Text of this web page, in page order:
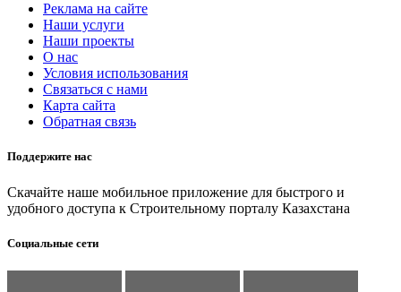
Реклама на сайте
Наши услуги
Наши проекты
О нас
Условия использования
Связаться с нами
Карта сайта
Обратная связь
Поддержите нас
Скачайте наше мобильное приложение для быстрого и
удобного доступа к Строительному порталу Казахстана
Социальные сети